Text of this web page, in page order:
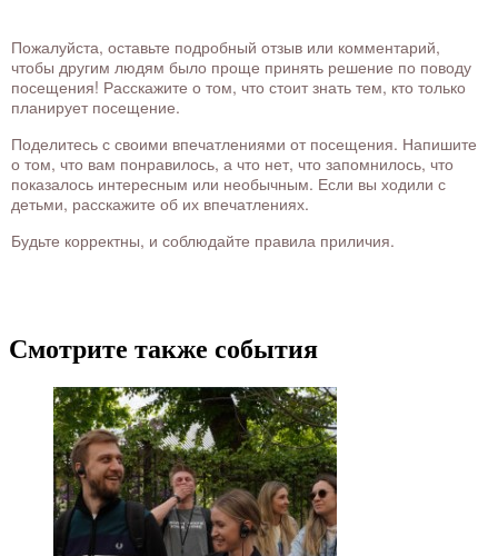
Пожалуйста, оставьте подробный отзыв или комментарий,
чтобы другим людям было проще принять решение по поводу
посещения! Расскажите о том, что стоит знать тем, кто только
планирует посещение.
Поделитесь с своими впечатлениями от посещения. Напишите
о том, что вам понравилось, а что нет, что запомнилось, что
показалось интересным или необычным. Если вы ходили с
детьми, расскажите об их впечатлениях.
Будьте корректны, и соблюдайте правила приличия.
Смотрите также события